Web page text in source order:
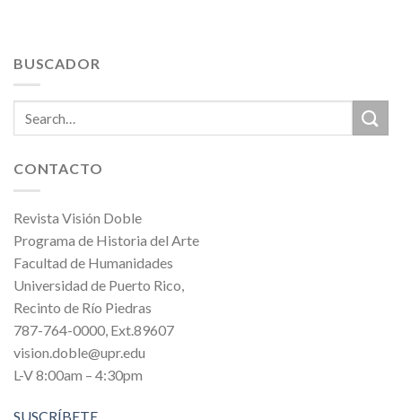
BUSCADOR
CONTACTO
Revista Visión Doble
Programa de Historia del Arte
Facultad de Humanidades
Universidad de Puerto Rico,
Recinto de Río Piedras
787-764-0000, Ext.89607
vision.doble@upr.edu
L-V 8:00am – 4:30pm
SUSCRÍBETE